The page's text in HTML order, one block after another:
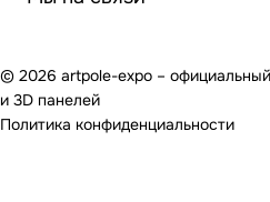
© 2026 artpole-expo –
и 3D панелей
Политика конфиденциальности